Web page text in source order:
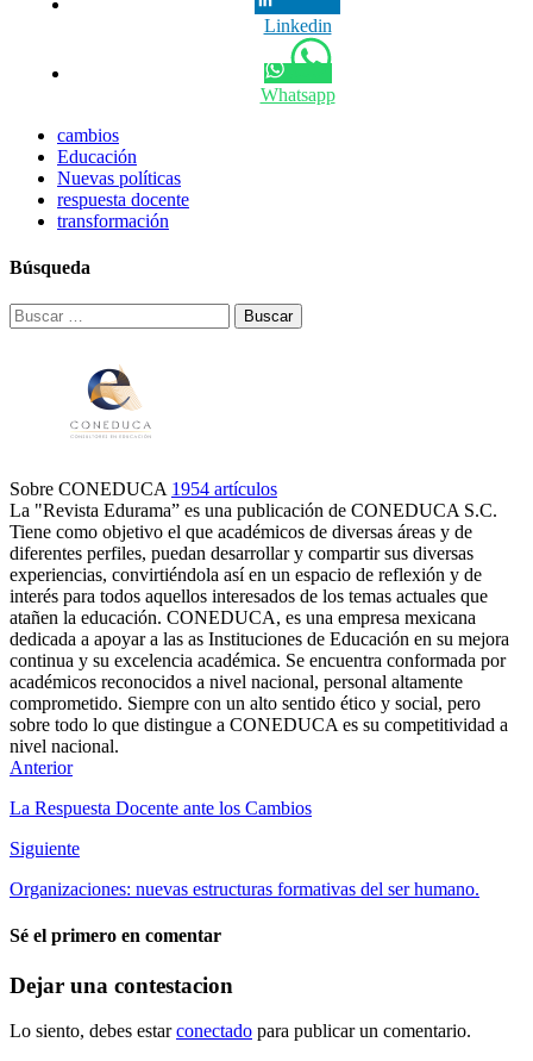
Linkedin
Whatsapp
cambios
Educación
Nuevas políticas
respuesta docente
transformación
Búsqueda
Buscar:
Sobre CONEDUCA 1954 artículos
La "Revista Edurama” es una publicación de CONEDUCA S.C.
Tiene como objetivo el que académicos de diversas áreas y de
diferentes perfiles, puedan desarrollar y compartir sus diversas
experiencias, convirtiéndola así en un espacio de reflexión y de
interés para todos aquellos interesados de los temas actuales que
atañen la educación. CONEDUCA, es una empresa mexicana
dedicada a apoyar a las as Instituciones de Educación en su mejora
continua y su excelencia académica. Se encuentra conformada por
académicos reconocidos a nivel nacional, personal altamente
comprometido. Siempre con un alto sentido ético y social, pero
sobre todo lo que distingue a CONEDUCA es su competitividad a
nivel nacional.
Anterior
La Respuesta Docente ante los Cambios
Siguiente
Organizaciones: nuevas estructuras formativas del ser humano.
Sé el primero en comentar
Dejar una contestacion
Lo siento, debes estarconectado para publicar un comentario.